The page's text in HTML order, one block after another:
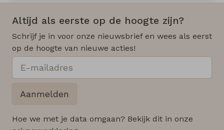
Altijd als eerste op de hoogte zijn?
Schrijf je in voor onze nieuwsbrief en wees als eerst
op de hoogte van nieuwe acties!
Aanmelden
Hoe we met je data omgaan? Bekijk dit in onze